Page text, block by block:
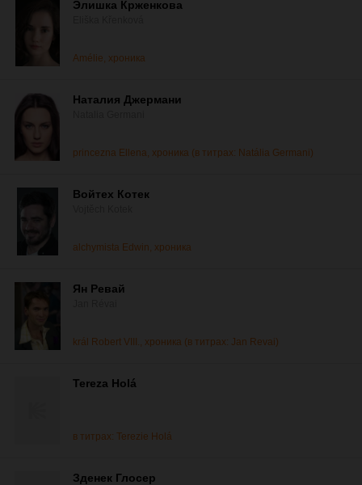
Элишка Крженкова
Amélie, хроника
Наталия Джермани
princezna Ellena, хроника (в титрах: Natália Germani)
Войтех Котек
alchymista Edwin, хроника
Ян Ревай
král Robert VIII., хроника (в титрах: Jan Revai)
Tereza Holá
в титрах: Terezie Holá
Зденек Глосер